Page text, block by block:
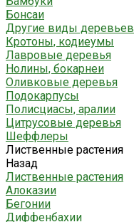
Бонсаи
Другие виды деревьев
Кротоны, кодиеумы
Лавровые деревья
Нолины, бокарнеи
Оливковые деревья
Подокарпусы
Полисциасы, аралии
Цитрусовые деревья
Шеффлеры
Лиственные растения
Назад
Лиственные растения
Алоказии
Бегонии
Диффенбахии